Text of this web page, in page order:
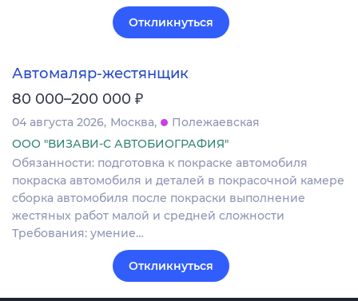
Откликнуться
Автомаляр-жестянщик
80 000–200 000 ₽
04 августа 2026 Москва
Полежаевская
ООО "ВИЗАВИ-С АВТОБИОГРАФИЯ"
Обязанности: подготовка к покраске автомобиля
покраска автомобиля и деталей в покрасочной камере
сборка автомобиля после покраски выполнение
жестяных работ малой и средней сложности
Требования: умение…
Откликнуться